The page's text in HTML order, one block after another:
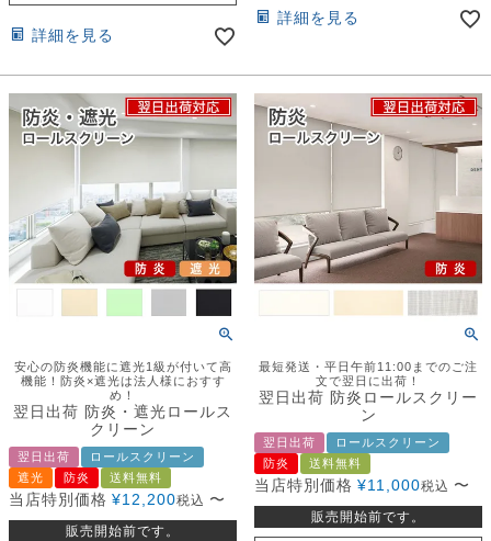
詳細を見る
詳細を見る
安心の防炎機能に遮光1級が付いて高
機能！防炎×遮光は法人様におすす
め！
翌日出荷 防炎・遮光ロールス
クリーン
翌日出荷
ロールスクリーン
遮光
防炎 送料無料
当店特別価格 ¥12,200税込 〜
販売開始前です。
最短発送・平日午前11:00までのご注
文で翌日に出荷！
翌日出荷 防炎ロールスクリー
ン
翌日出荷
ロールスクリーン
防炎
送料無料
当店特別価格 ¥11,000税込 〜
販売開始前です。